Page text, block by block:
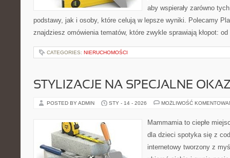
aby wspierały zarówno
podstawy, jak i osoby, które celują w lepsze wyniki. Polecamy
znajdziesz omówienia tematów, które zwykle sprawiają kłopot:
CATEGORIES: NIERUCHOMOŚCI
STYLIZACJE NA SPECJALNE
POSTED BY ADMIN STY - 14 - 2026 MOŻLIWOŚĆ
Mammamia to ciepłe
dla dzieci spotyka się z
internetowy tworzony z